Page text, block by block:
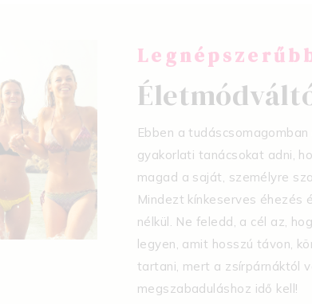
Ebben a
gyakorlati tanácsokat adni,
magad a saját, személyre
Mindezt kínkeserves éhezés
nélkül. Ne feledd, a cél az,
legyen, amit hosszú távon,
tartani, mert a zsírpárnáktól
megszabaduláshoz idő kell!